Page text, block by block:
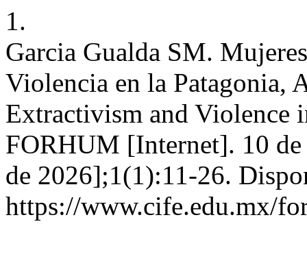
1.
Garcia Gualda SM.
Violencia en la Patagonia,
Extractivism and Violence
FORHUM [Internet]. 10
de 2026];1(1):11-26.
https://www.cife.edu.mx/